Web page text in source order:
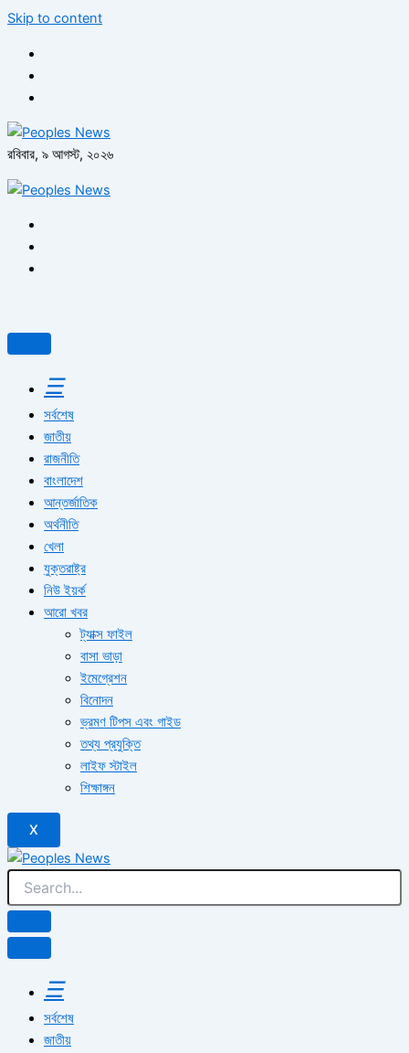
Skip to content
রবিবার, ৯ আগস্ট, ২০২৬
☰
সর্বশেষ
জাতীয়
রাজনীতি
বাংলাদেশ
আন্তর্জাতিক
অর্থনীতি
খেলা
যুক্তরাষ্ট্র
নিউ ইয়র্ক
আরো খবর
ট্যাক্স ফাইল
বাসা ভাড়া
ইমেগ্রেশন
বিনোদন
ভ্রমণ টিপস এবং গাইড
তথ্য প্রযুক্তি
লাইফ স্টাইল
শিক্ষাঙ্গন
X
☰
সর্বশেষ
জাতীয়